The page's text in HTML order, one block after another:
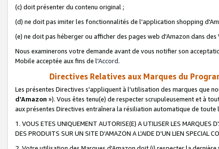
(c) doit présenter du contenu original ;
(d) ne doit pas imiter les fonctionnalités de l'application shopping
(e) ne doit pas héberger ou afficher des pages web d'Amazon dans
Nous examinerons votre demande avant de vous notifier son
Mobile acceptée aux fins de l'Accord.
Directives Relatives aux Marques du
Les présentes Directives s'appliquent à l'utilisation des marques que
d'Amazon »). Vous êtes tenu(e) de respecter scrupuleusement et à
aux présentes Directives entraînera la résiliation automatique de
1. VOUS ETES UNIQUEMENT AUTORISE(E) A UTILISER LES MARQUES
DES PRODUITS SUR UN SITE D'AMAZON A L'AIDE D'UN LIEN SPECIAL